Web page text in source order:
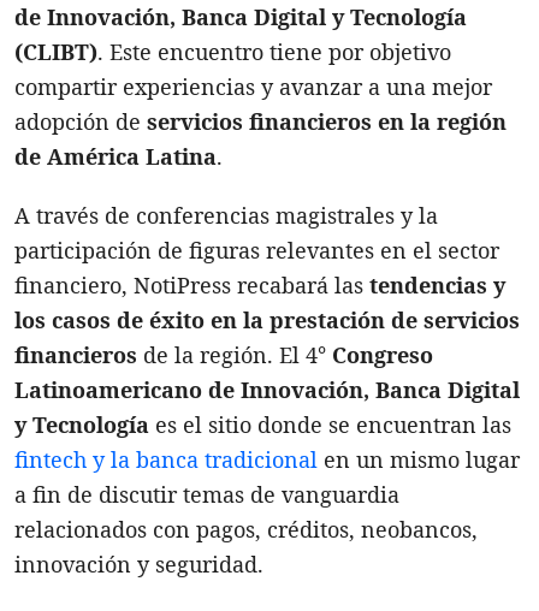
de Innovación, Banca Digital y Tecnología
(CLIBT). Este encuentro tiene por objetivo
compartir experiencias y avanzar a una mejor
adopción de servicios financieros en la región
de América Latina.
A través de conferencias magistrales y la
participación de figuras relevantes en el sector
financiero, NotiPress recabará las tendencias y
los casos de éxito en la prestación de servicios
financieros de la región. El 4° Congreso
Latinoamericano de Innovación, Banca Digital
y Tecnología es el sitio donde se encuentran las
fintech y la banca tradicional en un mismo lugar
a fin de discutir temas de vanguardia
relacionados con pagos, créditos, neobancos,
innovación y seguridad.